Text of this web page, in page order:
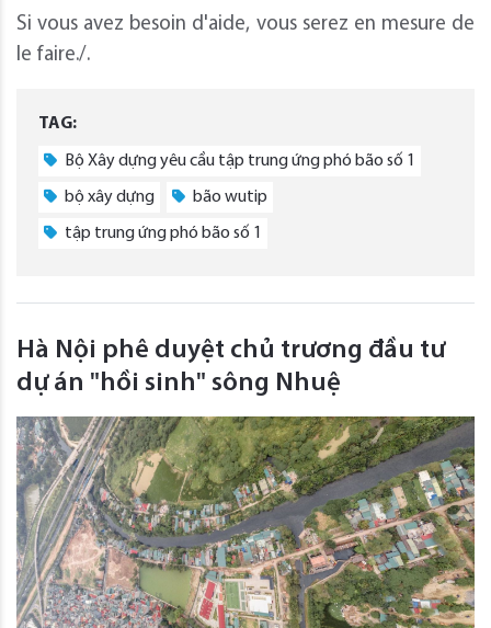
Si vous avez besoin d'aide, vous serez en mesure de
le faire./.
TAG:
Bộ Xây dựng yêu cầu tập trung ứng phó bão số 1
bộ xây dựng bão wutip
tập trung ứng phó bão số 1
Hà Nội phê duyệt chủ trương đầu tư
dự án "hồi sinh" sông Nhuệ